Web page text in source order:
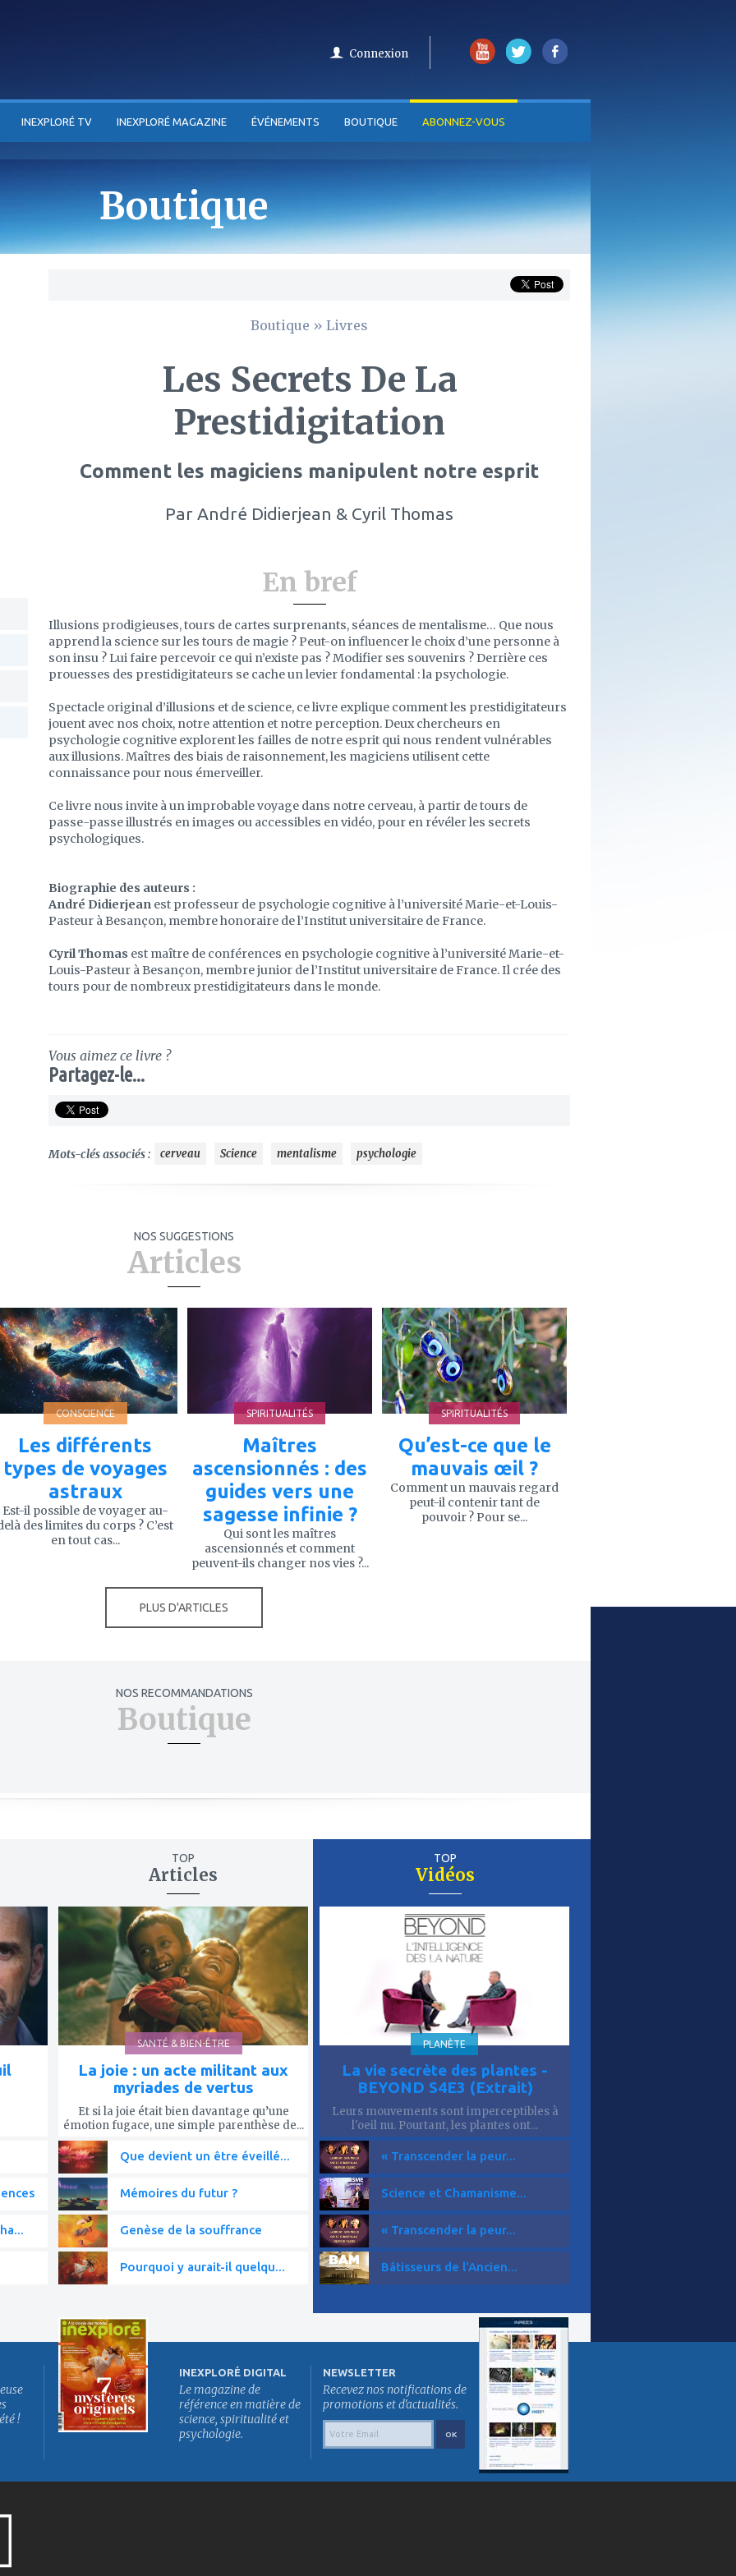
Connexion
INEXPLORÉ TV INEXPLORÉ MAGAZINE ÉVÉNEMENTS BOUTIQUE ABONNEZ-VOUS
Boutique
Boutique » Livres
Les Secrets De La
Prestidigitation
Comment les magiciens manipulent notre esprit
Par André Didierjean & Cyril Thomas
En bref
Illusions prodigieuses, tours de cartes surprenants, séances de mentalisme… Que nous
apprend la science sur les tours de magie ? Peut-on influencer le choix d’une personne à
son insu ? Lui faire percevoir ce qui n’existe pas ? Modifier ses souvenirs ? Derrière ces
prouesses des prestidigitateurs se cache un levier fondamental : la psychologie.
Spectacle original d’illusions et de science, ce livre explique comment les prestidigitateurs
jouent avec nos choix, notre attention et notre perception. Deux chercheurs en
psychologie cognitive explorent les failles de notre esprit qui nous rendent vulnérables
aux illusions. Maîtres des biais de raisonnement, les magiciens utilisent cette
connaissance pour nous émerveiller.
Ce livre nous invite à un improbable voyage dans notre cerveau, à partir de tours de
passe-passe illustrés en images ou accessibles en vidéo, pour en révéler les secrets
psychologiques.
Biographie des auteurs :
André Didierjean est professeur de psychologie cognitive à l’université Marie-et-Louis-
Pasteur à Besançon, membre honoraire de l’Institut universitaire de France.
Cyril Thomas est maître de conférences en psychologie cognitive à l’université Marie-et-
Louis-Pasteur à Besançon, membre junior de l’Institut universitaire de France. Il crée des
tours pour de nombreux prestidigitateurs dans le monde.
Vous aimez ce livre ?
Partagez-le...
Mots-clés associés : cerveau Science mentalisme psychologie
NOS SUGGESTIONS
Articles
à
mes
favoris
CONSCIENCE
Les différents
types de voyages
astraux
Est-il possible de voyager au-
des limites du corps ? C’est
en tout cas...
SPIRITUALITÉS
Maîtres
ascensionnés : des
guides vers une
sagesse infinie ?
Qui sont les maîtres
ascensionnés et comment
peuvent-ils changer nos vies ?...
à
mes
favoris
SPIRITUALITÉS
Qu’est-ce que le
mauvais œil ?
Comment un mauvais regard
peut-il contenir tant de
pouvoir ? Pour se...
PLUS D'ARTICLES
NOS RECOMMANDATIONS
Boutique
TOP
Articles
mes
SANTÉ & BIEN-ÊTRE
La joie : un acte militant aux
myriades de vertus
Et si la joie était bien davantage qu’une
émotion fugace, une simple parenthèse de...
Que devient un être éveillé...
Mémoires du futur ?
Genèse de la souffrance
Pourquoi y aurait-il quelqu...
TOP
Vidéos
PLANÈTE
La vie secrète des plantes -
BEYOND S4E3 (Extrait)
Leurs mouvements sont imperceptibles à
l'oeil nu. Pourtant, les plantes ont...
« Transcender la peur...
Science et Chamanisme...
« Transcender la peur...
Bâtisseurs de l'Ancien...
!
INEXPLORÉ DIGITAL
Le magazine de
référence en matière de
science, spiritualité et
psychologie.
NEWSLETTER
Recevez nos notifications de
promotions et d'actualités.